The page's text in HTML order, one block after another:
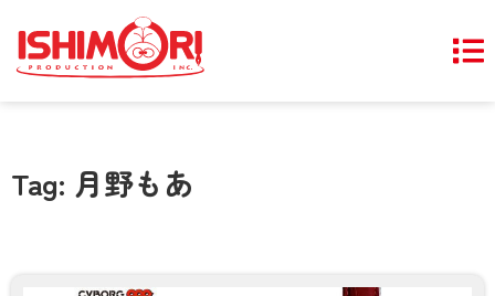
Tag: 月野もあ